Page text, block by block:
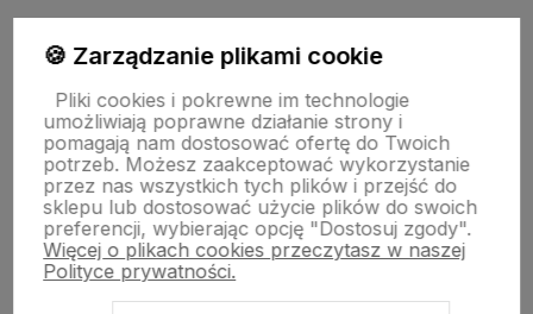
PŁATNOŚĆ I DOSTAWA
STRONY INFORMACYJNE
POMOC DLA KLIENTA
🍪 Zarządzanie plikami cookie
Pliki cookies i pokrewne im technologie
umożliwiają poprawne działanie strony i
pomagają nam dostosować ofertę do Twoich
potrzeb. Możesz zaakceptować wykorzystanie
przez nas wszystkich tych plików i przejść do
sklepu lub dostosować użycie plików do swoich
preferencji, wybierając opcję "Dostosuj zgody".
Więcej o plikach cookies przeczytasz w naszej
Polityce prywatności.